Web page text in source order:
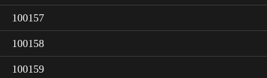
100157
100158
100159